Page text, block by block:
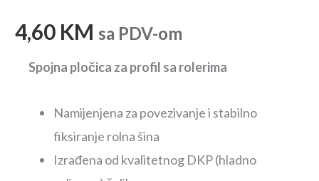
4,60 KM sa PDV-om
Spojna pločica za profil sa rolerima
Namijenjena za povezivanje i stabilno
fiksiranje rolna šina
Izrađena od kvalitetnog DKP (hladno